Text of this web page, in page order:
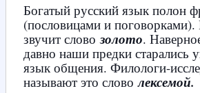
Богатый русский язык полон
(пословицами и
звучит словозолото.
давно наши предки старались
язык общения. Филологи-
называют это словолексемой.